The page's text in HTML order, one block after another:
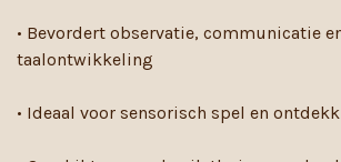
• Bevordert observatie, communicatie
taalontwikkeling
• Ideaal voor sensorisch spel en